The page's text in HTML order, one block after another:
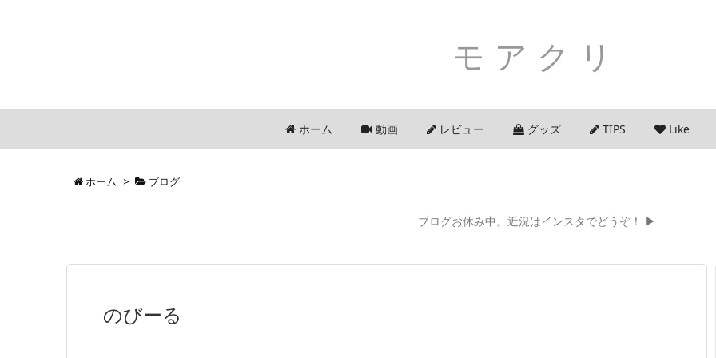
モアクリ
ホーム 動画 レビュー グッズ TIPS Like
ホーム > ブログ
ブログお休み中。近況はインスタでどうぞ！ ▶
のびーる